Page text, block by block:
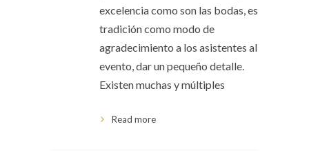
excelencia como son las bodas, es
tradición como modo de
agradecimiento a los asistentes al
evento, dar un pequeño detalle.
Existen muchas y múltiples
Read more